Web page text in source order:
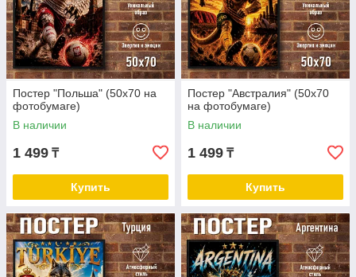
Постер "Польша" (50х70 на
фотобумаге)
В наличии
1 499 ₸
Купить
Постер "Австралия" (50х70
на фотобумаге)
В наличии
1 499 ₸
Купить